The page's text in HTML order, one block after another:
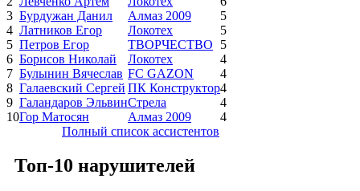
3 Бурдужан Данил Алмаз 2009
5
4 Латников Егор Локотех
5
5 Петров Егор ТВОРЧЕСТВО
5
6 Борисов Николай Локотех
4
7 Булынин Вячеслав FC GAZON
4
8 Галаевский Сергей ПК Конструктор4
9 Галандаров ЭльвинСтрела
4
10Гор Матосян Алмаз 2009
4
Полный список ассистентов
Топ-10 нарушителей